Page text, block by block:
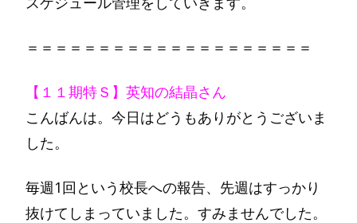
＝＝＝＝＝＝＝＝＝＝＝＝＝＝＝＝＝＝＝＝
【１１期特Ｓ】英知の結晶さん
こんばんは。今日はどうもありがとうございま
した。
毎週1回という校長への報告、先週はすっかり
抜けてしまっていました。すみませんでした。